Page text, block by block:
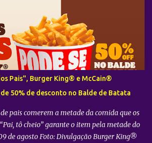
Pais", Burger King® e McCain®
50% de desconto no Balde de Batata
pais comerem a metade da comida que os
tô cheio” garante o item pela metade do
de agosto Foto: Divulgação Burger King®